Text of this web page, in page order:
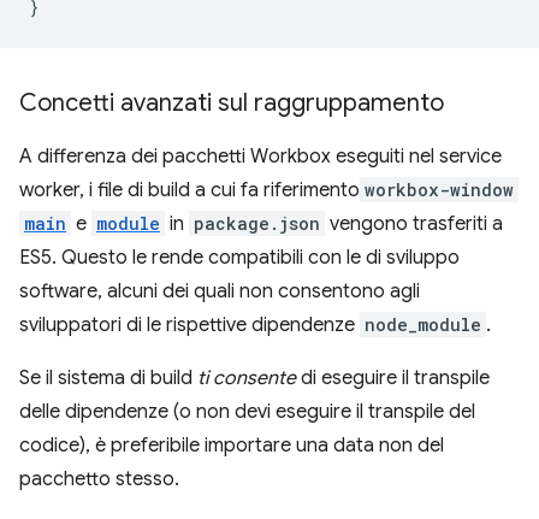
}
Concetti avanzati sul raggruppamento
A differenza dei pacchetti Workbox eseguiti nel service
worker, i file di build a cui fa riferimento workbox-window
main e module in package.json vengono trasferiti a
ES5. Questo le rende compatibili con le di sviluppo
software, alcuni dei quali non consentono agli
sviluppatori di le rispettive dipendenze node_module .
Se il sistema di build ti consentedi eseguire il transpile
delle dipendenze (o non devi eseguire il transpile del
codice), è preferibile importare una data non del
pacchetto stesso.